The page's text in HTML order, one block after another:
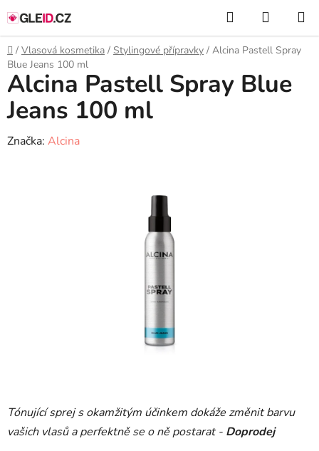
na
obsah
Hledat
KOŠÍK
Domů
/ Vlasová kosmetika / Stylingové přípravky / Alcina Pastell Spray
Blue Jeans 100 ml
Tónující sprej s okamžitým účinkem dokáže změnit barvu
vašich vlasů a perfektně se o ně postarat - Doprodej
Alcina Pastell Spray Blue
Jeans 100 ml
Značka: Alcina